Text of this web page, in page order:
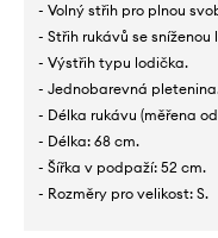
- Volný střih pro plnou
- Střih rukávů se
- Výstřih typu lodička.
- Jednobarevná
- Délka rukávu (měřena
- Délka: 68 cm.
- Šířka v podpaží: 52 cm.
- Rozměry pro velikost: S.